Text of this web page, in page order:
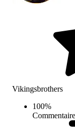
Vikingsbrothers
100%